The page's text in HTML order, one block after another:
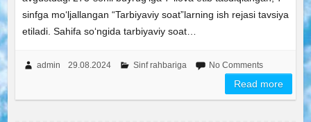
sinfga mo‘ljallangan “Tarbiyaviy soat”larning ish rejasi tavsiya
etiladi. Sahifa so‘ngida tarbiyaviy soat…
admin 29.08.2024 Sinf rahbariga No Comments
Read more